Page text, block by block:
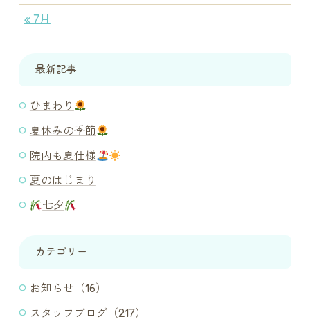
« 7月
最新記事
ひまわり
夏休みの季節
院内も夏仕様
夏のはじまり
七夕
カテゴリー
お知らせ（16）
スタッフブログ（217）